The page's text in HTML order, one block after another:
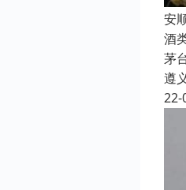
安
酒
茅
遵
22-